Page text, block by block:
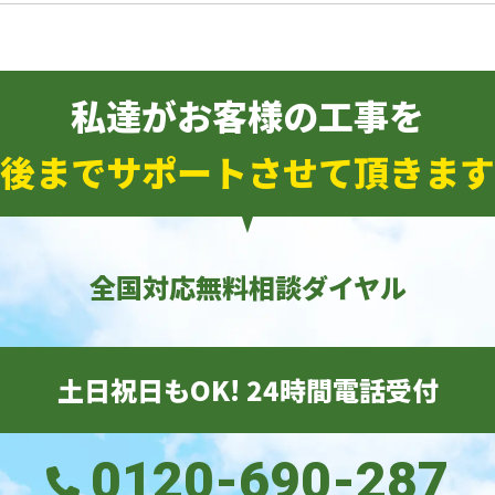
私達がお客様の工事を
までサポートさせて頂きま
全国対応無料相談ダイヤル
土日祝日もOK! 24時間電話受付
0120-690-287